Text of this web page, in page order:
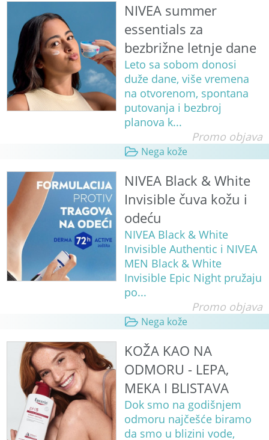
NIVEA summer
essentials za
bezbrižne letnje dane
Leto sa sobom donosi
duže dane, više vremena
na otvorenom, spontana
putovanja i bezbroj
planova k...
Promo objava
Nega kože
NIVEA Black & White
Invisible čuva kožu i
odeću
NIVEA Black & White
Invisible Authentic i NIVEA
MEN Black & White
Invisible Epic Night pružaju
po...
Promo objava
Nega kože
KOŽA KAO NA
ODMORU - LEPA,
MEKA I BLISTAVA
Dok smo na godišnjem
odmoru najčešće biramo
da smo u blizini vode,